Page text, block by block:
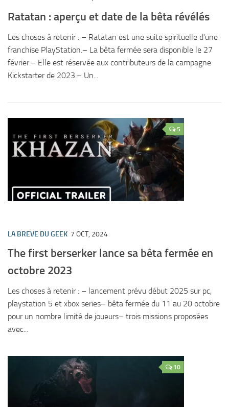
Ratatan : aperçu et date de la bêta révélés
Les choses à retenir : – Ratatan est une suite spirituelle d’une
franchise PlayStation.– La bêta fermée sera disponible le 27
février.– Elle est réservée aux contributeurs de la campagne
Kickstarter de 2023.– Un...
5
LA BREVE DU GEEK 7 OCT, 2024
The first berserker lance sa bêta fermée en
octobre 2023
Les choses à retenir : – lancement prévu début 2025 sur pc,
playstation 5 et xbox series– bêta fermée du 11 au 20 octobre
pour un nombre limité de joueurs– trois missions proposées
avec...
10